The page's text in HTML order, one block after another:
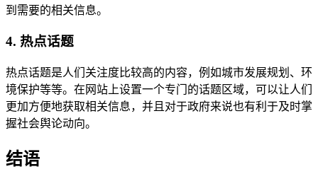
到需要的相关信息。
4. 热点话题
热点话题是人们关注度比较高的内容，例如城市发展规划、环
境保护等等。在网站上设置一个专门的话题区域，可以让人们
更加方便地获取相关信息，并且对于政府来说也有利于及时掌
握社会舆论动向。
结语